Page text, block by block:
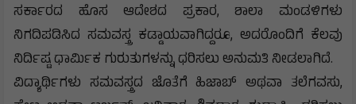
ಸರ್ಕಾರದ ಹೊಸ ಆದೇಶದ ಪ್ರಕಾರ, ಶಾಲಾ ಮಂಡಳಿಗಳು
ನಿಗದಿಪಡಿಸಿದ ಸಮವಸ್ತ್ರ ಕಡ್ಡಾಯವಾಗಿದ್ದರೂ, ಅದರೊಂದಿಗೆ ಕೆಲವು
ನಿರ್ದಿಷ್ಟ ಧಾರ್ಮಿಕ ಗುರುತುಗಳನ್ನು ಧರಿಸಲು ಅನುಮತಿ ನೀಡಲಾಗಿದೆ.
ವಿದ್ಯಾರ್ಥಿಗಳು ಸಮವಸ್ತ್ರದ ಜೊತೆಗೆ ಹಿಜಾಬ್‌ ಅಥವಾ ತಲೆಗವಸು,